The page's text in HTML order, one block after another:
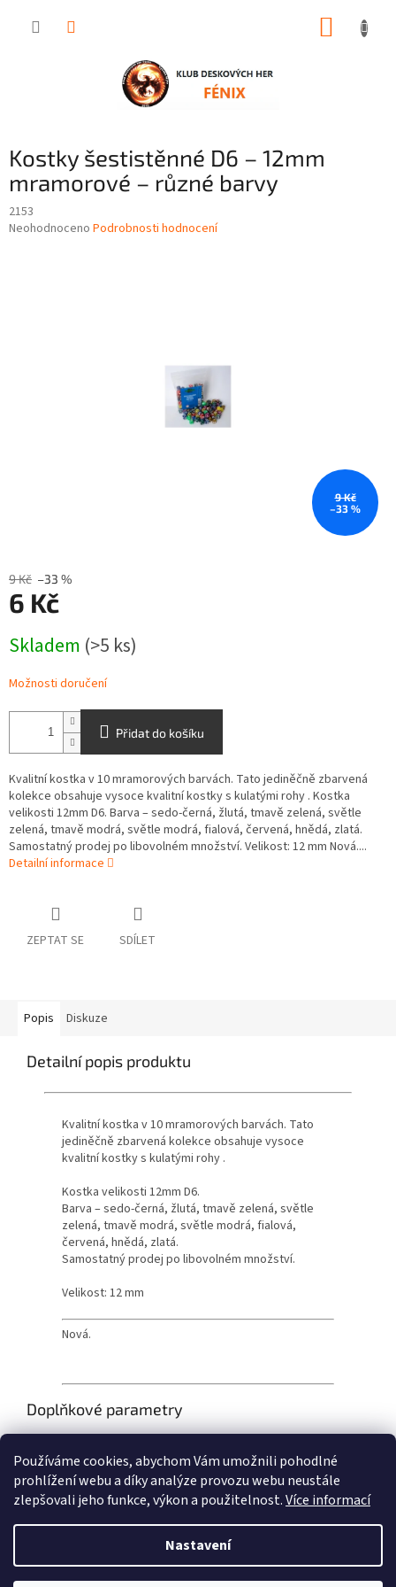
Používáme cookies, abychom Vám umožnili pohodlné
prohlížení webu a díky analýze provozu webu neustále
zlepšovali jeho funkce, výkon a použitelnost.Více informací
Nastavení
Kostky šestistěnné D6 – 12mm
mramorové – různé barvy
2153
Průměrné
Neohodnoceno Podrobnosti hodnocení
9 Kč
–33 %
9 Kč –33 %
6 Kč
cena:
Skladem (>5 ks)
Možnosti doručení
Přidat do košíku
Kvalitní kostka v 10 mramorových barvách. Tato jediněčně zbarvená
kolekce obsahuje vysoce kvalitní kostky s kulatými rohy . Kostka
velikosti 12mm D6. Barva – sedo-černá, žlutá, tmavě zelená, světle
zelená, tmavě modrá, světle modrá, fialová, červená, hnědá, zlatá.
Samostatný prodej po libovolném množství. Velikost: 12 mm Nová....
Detailní informace
ZEPTAT SE SDÍLET
Popis Diskuze
Detailní popis produktu
Kvalitní kostka v 10 mramorových barvách. Tato
jediněčně zbarvená kolekce obsahuje vysoce
kvalitní kostky s kulatými rohy .
Kostka velikosti 12mm D6.
Barva – sedo-černá, žlutá, tmavě zelená, světle
zelená, tmavě modrá, světle modrá, fialová,
červená, hnědá, zlatá.
Samostatný prodej po libovolném množství.
Velikost: 12 mm
Nová.
Doplňkové parametry
Věková skupina: 8+
Vytvořil Shoptet